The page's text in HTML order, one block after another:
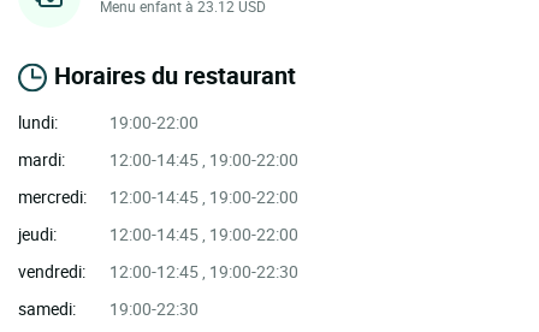
Menu enfant à 23.12 USD
Horaires du restaurant
lundi:
19:00-22:00
mardi:
12:00-14:45 , 19:00-22:00
mercredi:
12:00-14:45 , 19:00-22:00
jeudi:
12:00-14:45 , 19:00-22:00
vendredi:
12:00-12:45 , 19:00-22:30
samedi:
19:00-22:30